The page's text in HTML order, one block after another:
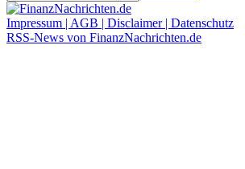
Impressum | AGB | Disclaimer | Datenschutz
RSS-News von FinanzNachrichten.de